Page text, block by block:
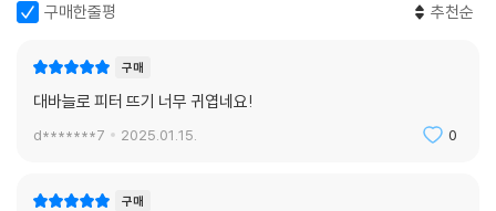
구매한줄평 추천순
구매
대바늘로 피터 뜨기 너무 귀엽네요!
d*******7 2025.01.15. 0
구매